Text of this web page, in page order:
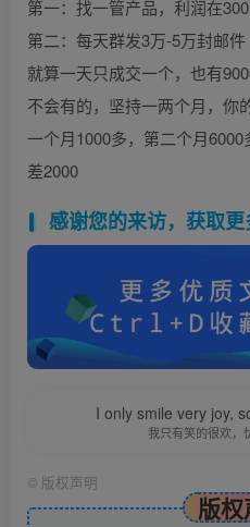
第一：找一管产品，利润在
第二：每天群发3万-5万封邮件
就算一天只成交一个，也有
不会有的，坚持一两个月，你
一个月1000多，第二个月
差2000
感谢您的来访，获取更
I only smile very joy,
我只有笑的很欢，
© 版权声明
版